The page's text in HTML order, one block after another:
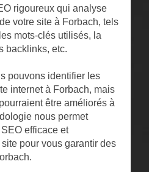
rigoureux qui analyse
votre site à Forbach, tels
mots-clés utilisés, la
backlinks, etc.
pouvons identifier les
internet à Forbach, mais
être améliorés à
nous permet
efficace et
pour vous garantir des